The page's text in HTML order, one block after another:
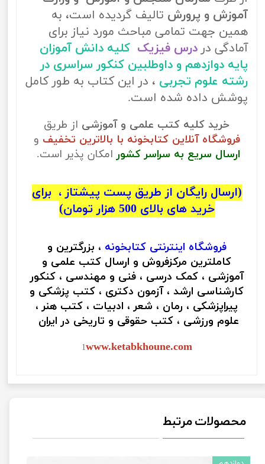
آموزش و پرورش تالیف گردیده است، به
همین جهت تمامی مباحث مورد نیاز برای
آمادگی در درس فیزیک کلیه دانش آموزان
پایه دوازدهم و داوطلبین کنکور سراسری در
رشته علوم تجربی ، در این کتاب به طور کامل
پوشش داده شده است.
خرید کلیه کتب علمی و آموزشی از طریق
فروشگاه آنلاین کتابخونه با بالاترین تخفیف و
ارسال سریع به سراسر کشور امکان پذیر است.
(ارسال رایگان از طریق پست پیشتاز ، برای
خرید های بالای 500 هزار تومان)
فروشگاه اینترنتی کتابخونه ، بزرگترین و
کاملترین مرکزفروش و ارسال کتب علمی و
آموزشی ، کمک درسی ، فنی و مهندسی ، کنکور
کارشناسی ارشد ، آزمون دکتری ، کتب پزشکی و
پیراپزشکی ، رمان ، شعر ، ادبیات ، کتب هنر ،
علوم ورزشی ، کتب حقوقی و تاریخی در ایران
1www.ketabkhoune.com
محصولات مرتبط